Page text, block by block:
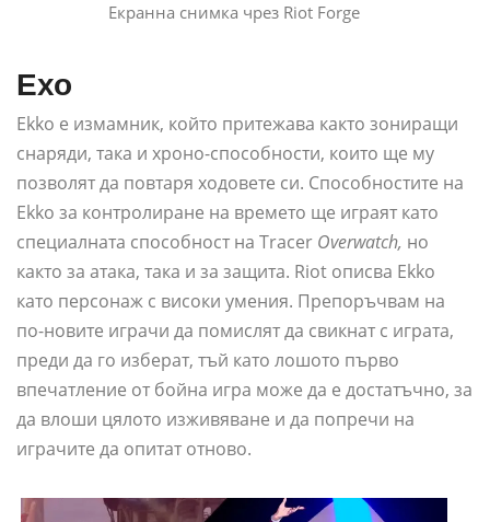
Екранна снимка чрез Riot Forge
Ехо
Ekko е измамник, който притежава както зониращи
снаряди, така и хроно-способности, които ще му
позволят да повтаря ходовете си. Способностите на
Ekko за контролиране на времето ще играят като
специалната способност на Tracer Overwatch, но
както за атака, така и за защита. Riot описва Ekko
като персонаж с високи умения. Препоръчвам на
по-новите играчи да помислят да свикнат с играта,
преди да го изберат, тъй като лошото първо
впечатление от бойна игра може да е достатъчно, за
да влоши цялото изживяване и да попречи на
играчите да опитат отново.